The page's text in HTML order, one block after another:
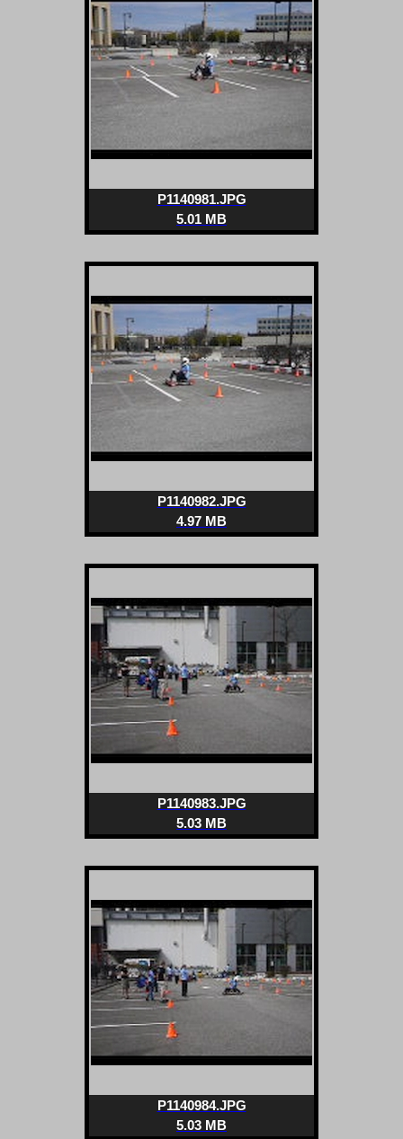
P1140981.JPG
5.01 MB
P1140982.JPG
4.97 MB
P1140983.JPG
5.03 MB
P1140984.JPG
5.03 MB